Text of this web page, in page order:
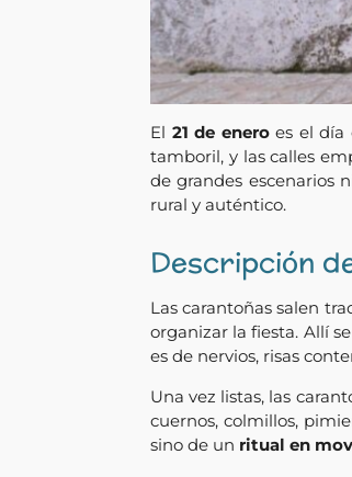
El 21 de eneroes el día
tamboril, y las calles
de grandes escenarios
rural y auténtico.
Descripción
Las carantoñas salen
organizar la fiesta. Allí
es de nervios, risas
Una vez listas, las
cuernos, colmillos,
sino de un ritual en